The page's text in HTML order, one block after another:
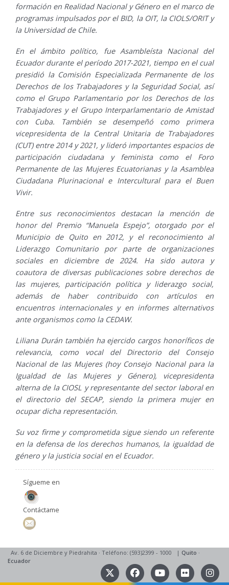
formación en Realidad Nacional y Género en el marco de
programas impulsados por el BID, la OIT, la CIOLS/ORIT y
la Universidad de Chile.
En el ámbito político, fue Asambleísta Nacional del
Ecuador durante el período 2017-2021, tiempo en el cual
presidió la Comisión Especializada Permanente de los
Derechos de los Trabajadores y la Seguridad Social, así
como el Grupo Parlamentario por los Derechos de los
Trabajadores y el Grupo Interparlamentario de Amistad
con Cuba. También se desempeñó como primera
vicepresidenta de la Central Unitaria de Trabajadores
(CUT) entre 2014 y 2021, y lideró importantes espacios de
participación ciudadana y feminista como el Foro
Permanente de las Mujeres Ecuatorianas y la Asamblea
Ciudadana Plurinacional e Intercultural para el Buen
Vivir.
Entre sus reconocimientos destacan la mención de
honor del Premio “Manuela Espejo”, otorgado por el
Municipio de Quito en 2012, y el reconocimiento al
Liderazgo Comunitario por parte de organizaciones
sociales en diciembre de 2024. Ha sido autora y
coautora de diversas publicaciones sobre derechos de
las mujeres, participación política y liderazgo social,
además de haber contribuido con artículos en
encuentros internacionales y en informes alternativos
ante organismos como la CEDAW.
Liliana Durán también ha ejercido cargos honoríficos de
relevancia, como vocal del Directorio del Consejo
Nacional de las Mujeres (hoy Consejo Nacional para la
Igualdad de las Mujeres y Género), vicepresidenta
alterna de la CIOSL y representante del sector laboral en
el directorio del SECAP, siendo la primera mujer en
ocupar dicha representación.
Su voz firme y comprometida sigue siendo un referente
en la defensa de los derechos humanos, la igualdad de
género y la justicia social en el Ecuador.
Sígueme en
Contáctame
Av. 6 de Diciembre y Piedrahita · Teléfono: (593)2399 - 1000 | Quito ·
Ecuador